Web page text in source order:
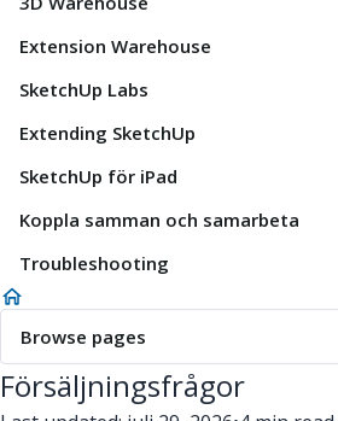
Extension Warehouse
SketchUp Labs
Extending SketchUp
SketchUp för iPad
Koppla samman och samarbeta
Troubleshooting
Browse pages
Försäljningsfrågor